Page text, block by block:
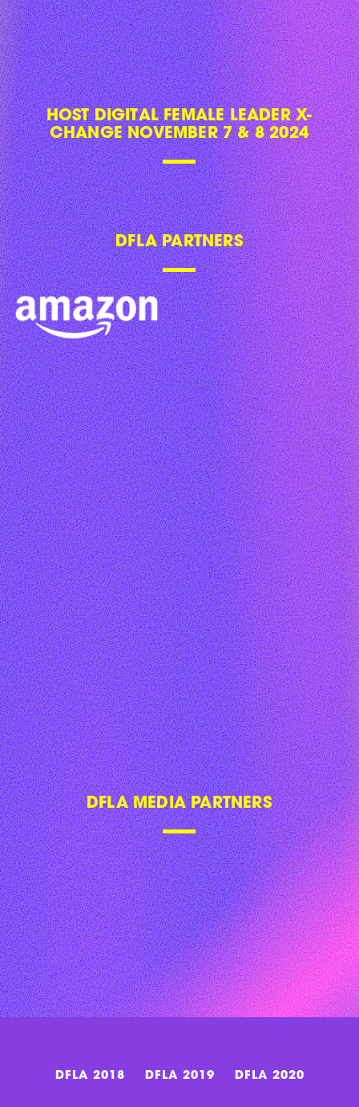
HOST DIGITAL FEMALE LEADER X-
CHANGE NOVEMBER 7 & 8 2024
DFLA PARTNERS
DFLA MEDIA PARTNERS
DFLA 2018 DFLA 2019 DFLA 2020